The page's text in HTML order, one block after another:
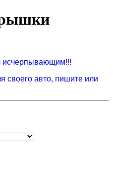
исчерпывающим!!!
своего авто, пишите или